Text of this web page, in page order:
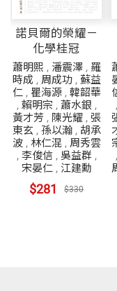
諾貝爾的榮耀－
化學桂冠
蕭明熙 , 潘震澤, 羅
時成 , 周成功, 蘇益
仁, 瞿海源, 韓韶華
, 賴明宗 , 蕭水銀 ,
黃才芳, 陳光耀, 張
東玄 , 孫以瀚, 胡承
波, 林仁混, 周秀雲
, 李俊信, 吳益群 ,
宋晏仁, 江建勳
$281 $330
,